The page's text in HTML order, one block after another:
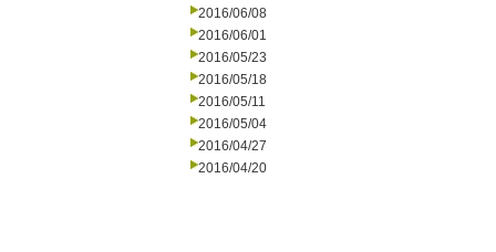
2016/06/08
2016/06/01
2016/05/23
2016/05/18
2016/05/11
2016/05/04
2016/04/27
2016/04/20